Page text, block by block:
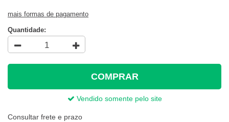
mais formas de pagamento
Quantidade:
COMPRAR
Vendido somente pelo site
Consultar frete e prazo